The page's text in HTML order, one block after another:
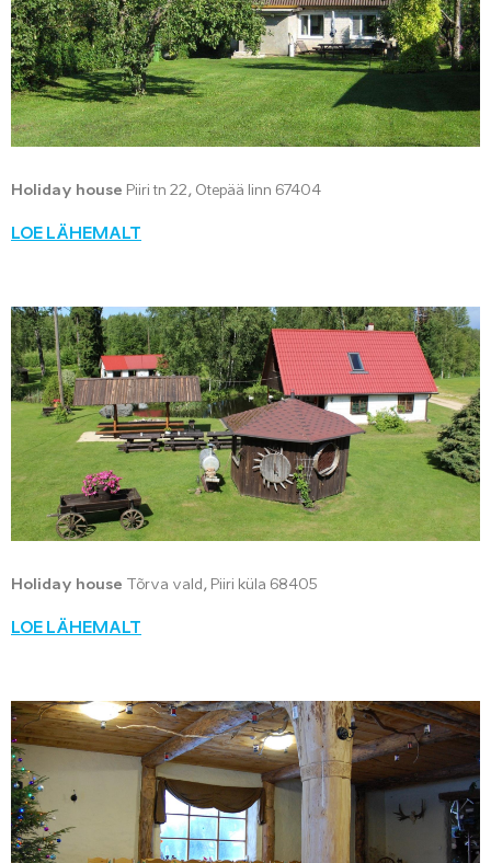
Holiday house Piiri tn 22, Otepää linn 67404
LOE LÄHEMALT
Holiday house Tõrva vald, Piiri küla 68405
LOE LÄHEMALT